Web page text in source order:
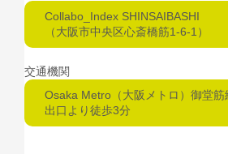
Collabo_Index SHINSAIBASHI
（大阪市中央区心斎橋筋1-6-1）
交通機関
Osaka Metro（大阪メトロ）御堂
出口より徒歩3分